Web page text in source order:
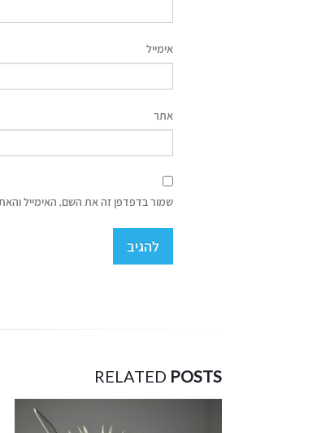
אימייל
אתר
שמור בדפדפן זה את השם, האימייל
RELATED POSTS